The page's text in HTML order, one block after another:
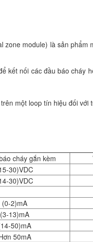
module) là sản phẩm
kết nối các đầu báo cháy
một loop tín hiệu đối với
cháy gắn kèm
30)VDC
30)VDC
(0-2)mA
(3-13)mA
50)mA
50mA